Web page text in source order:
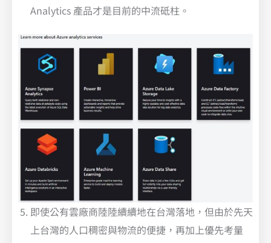
Analytics 產品才是目前的中流砥柱。
即使公有雲廠商陸陸續續地在台灣落地，但由於先天
上台灣的人口稠密與物流的便捷，再加上優先考量